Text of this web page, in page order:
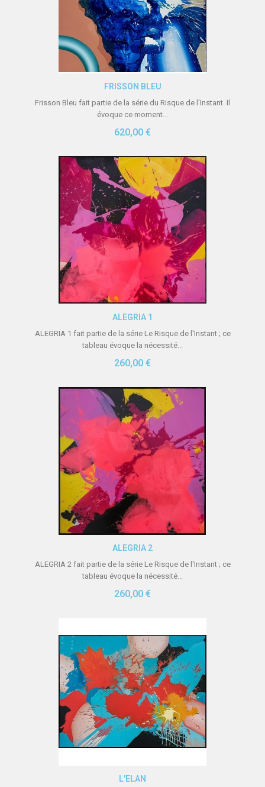
Aperçu rapide
FRISSON BLEU
Frisson Bleu fait partie de la série du Risque de l'Instant. Il
évoque ce moment...
620,00 €
Aperçu rapide
ALEGRIA 1
ALEGRIA 1 fait partie de la série Le Risque de l'Instant ; ce
tableau évoque la nécessité...
260,00 €
Aperçu rapide
ALEGRIA 2
ALEGRIA 2 fait partie de la série Le Risque de l'Instant ; ce
tableau évoque la nécessité...
260,00 €
Aperçu rapide
L'ELAN